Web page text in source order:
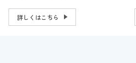
詳しくはこちら